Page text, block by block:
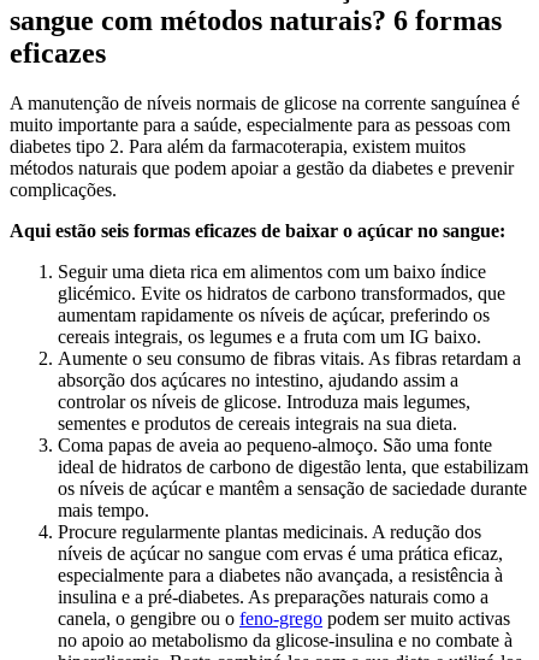
sangue com métodos naturais? 6 formas
eficazes
A manutenção de níveis normais de glicose na corrente sanguínea é
muito importante para a saúde, especialmente para as pessoas com
diabetes tipo 2. Para além da farmacoterapia, existem muitos
métodos naturais que podem apoiar a gestão da diabetes e prevenir
complicações.
Aqui estão seis formas eficazes de baixar o açúcar no sangue:
Seguir uma dieta rica em alimentos com um baixo índice
glicémico. Evite os hidratos de carbono transformados, que
aumentam rapidamente os níveis de açúcar, preferindo os
cereais integrais, os legumes e a fruta com um IG baixo.
Aumente o seu consumo de fibras vitais. As fibras retardam a
absorção dos açúcares no intestino, ajudando assim a
controlar os níveis de glicose. Introduza mais legumes,
sementes e produtos de cereais integrais na sua dieta.
Coma papas de aveia ao pequeno-almoço. São uma fonte
ideal de hidratos de carbono de digestão lenta, que estabilizam
os níveis de açúcar e mantêm a sensação de saciedade durante
mais tempo.
Procure regularmente plantas medicinais. A redução dos
níveis de açúcar no sangue com ervas é uma prática eficaz,
especialmente para a diabetes não avançada, a resistência à
insulina e a pré-diabetes. As preparações naturais como a
canela, o gengibre ou o feno-grego podem ser muito activas
no apoio ao metabolismo da glicose-insulina e no combate à